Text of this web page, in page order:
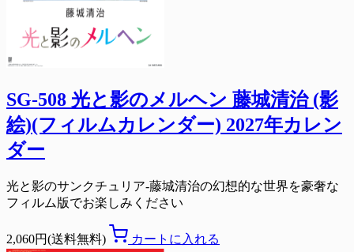
SG-508 光と影のメルヘン 藤城清治 (影
絵)(フィルムカレンダー) 2027年カレン
ダー
光と影のサンクチュリア-藤城清治の幻想的な世界を豪奢な
フィルム版でお楽しみください
2,060円(送料無料) カートに入れる